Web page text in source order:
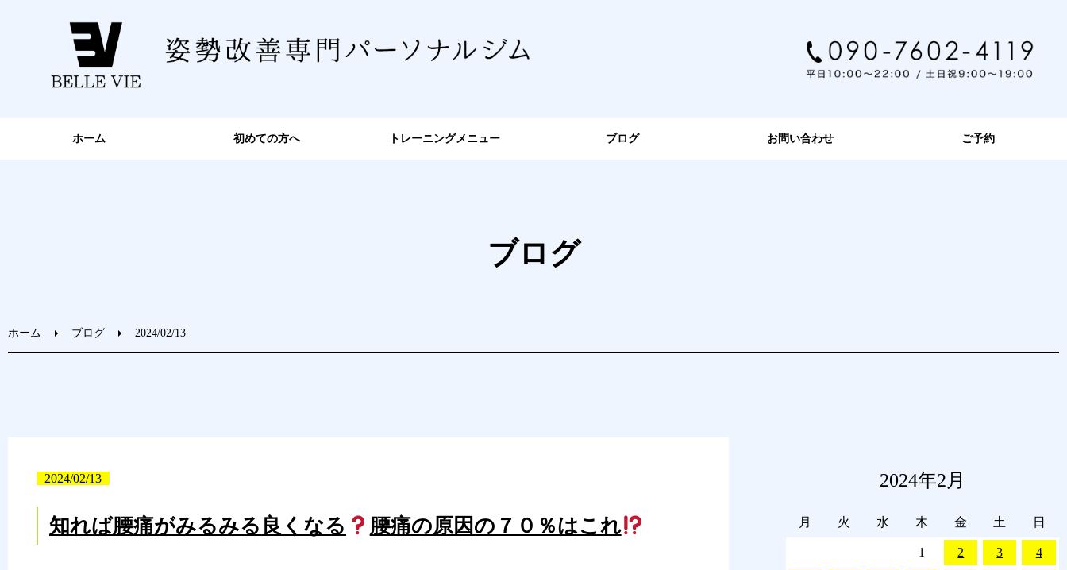
ホーム 初めての方へ トレーニングメニュー ブログ お問い合わせ ご予約
ブログ
ホーム ブログ 2024/02/13
2024/02/13
知れば腰痛がみるみる良くなる 腰痛の原因の７０％はこれ
2024年2月
月 火 水 木 金 土 日
1 2 3 4